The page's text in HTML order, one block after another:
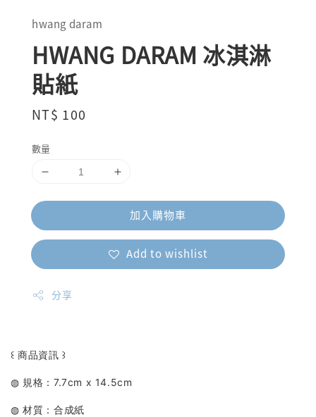
hwang daram
HWANG DARAM 冰淇淋
貼紙
Regular
NT$ 100
數量
加入購物車
Add to wishlist
分享
꒰ 商品資訊 ꒱
◍ 規格：7.7cm x 14.5cm
◍ 材質：合成紙